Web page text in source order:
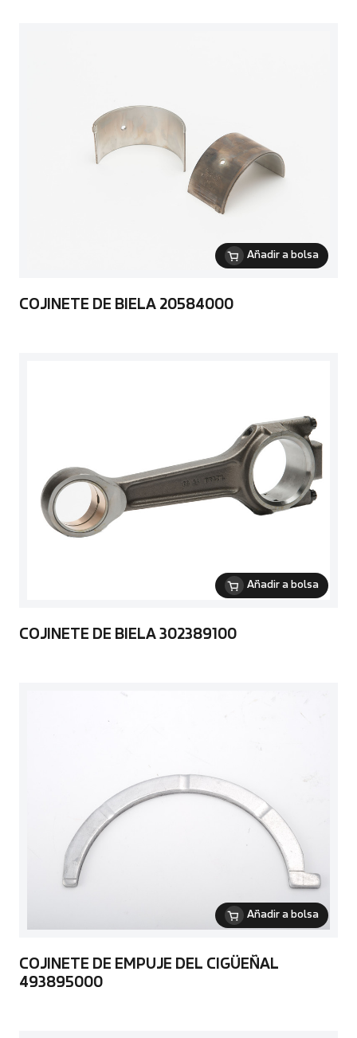
Añadir a bolsa
COJINETE DE BIELA 20584000
Añadir a bolsa
COJINETE DE BIELA 302389100
Añadir a bolsa
COJINETE DE EMPUJE DEL CIGÜEÑAL
493895000